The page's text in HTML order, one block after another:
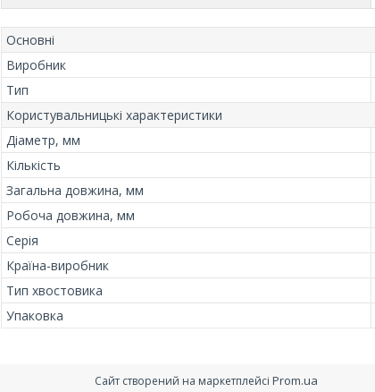
Основні
Виробник
Тип
Користувальницькі характеристики
Діаметр, мм
Кількість
Загальна довжина, мм
Робоча довжина, мм
Серія
Країна-виробник
Тип хвостовика
Упаковка
Сайт створений на маркетплейсі Prom.ua